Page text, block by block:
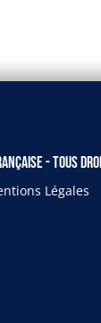
- Tous
Légales